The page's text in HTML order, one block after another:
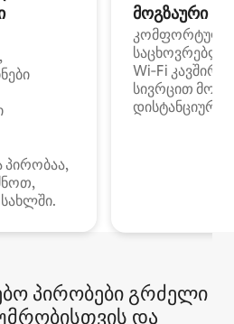
მოგზაური
კომფორტული
Wi‑Fi
სივრცით
დისტანციური
პირობები გრძელი
და